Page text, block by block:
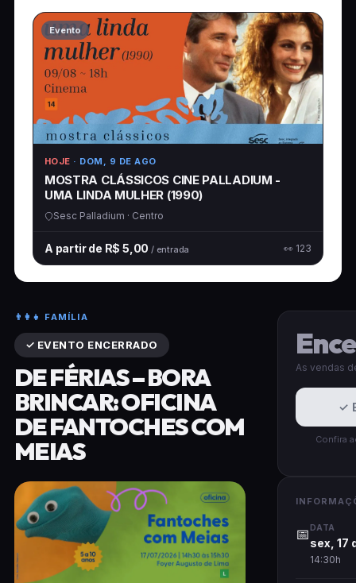
Evento
HOJE · DOM, 9 DE AGO
MOSTRA CLÁSSICOS CINE PALLADIUM -
UMA LINDA MULHER (1990)
Sesc Palladium · Centro
A partir de R$ 5,00 / entrada 👀 123
👨‍👩‍👧 FAMÍLIA
✓ EVENTO ENCERRADO
DE FÉRIAS – BORA
BRINCAR: OFICINA
DE FANTOCHES COM
MEIAS
As vendas
✓
Confira
📅DATA
sex, 17
14:30h